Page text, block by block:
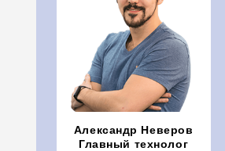
Александр Неверов
Главный технолог